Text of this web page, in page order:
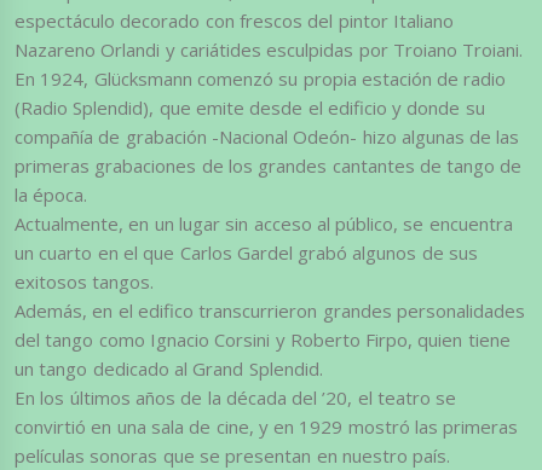
espectáculo decorado con frescos del pintor Italiano
Nazareno Orlandi y cariátides esculpidas por Troiano Troiani.
En 1924, Glücksmann comenzó su propia estación de radio
(Radio Splendid), que emite desde el edificio y donde su
compañía de grabación -Nacional Odeón- hizo algunas de las
primeras grabaciones de los grandes cantantes de tango de
la época.
Actualmente, en un lugar sin acceso al público, se encuentra
un cuarto en el que Carlos Gardel grabó algunos de sus
exitosos tangos.
Además, en el edifico transcurrieron grandes personalidades
del tango como Ignacio Corsini y Roberto Firpo, quien tiene
un tango dedicado al Grand Splendid.
En los últimos años de la década del ’20, el teatro se
convirtió en una sala de cine, y en 1929 mostró las primeras
películas sonoras que se presentan en nuestro país.